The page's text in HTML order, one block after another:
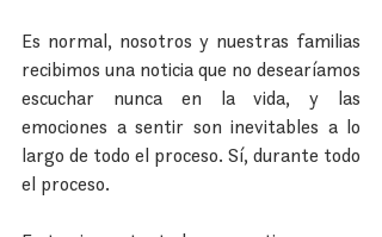
Es normal, nosotros y nuestras familias
recibimos una noticia que no desearíamos
escuchar nunca en la vida, y las
emociones a sentir son inevitables a lo
largo de todo el proceso. Sí, durante todo
el proceso.